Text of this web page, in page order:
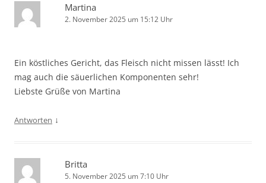
Martina
2. November 2025 um 15:12 Uhr
Ein köstliches Gericht, das Fleisch nicht missen lässt! Ich
mag auch die säuerlichen Komponenten sehr!
Liebste Grüße von Martina
Antworten ↓
Britta
5. November 2025 um 7:10 Uhr